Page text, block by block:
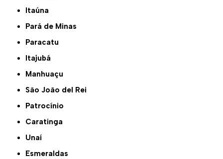
Itaúna
Pará de Minas
Paracatu
Itajubá
Manhuaçu
São João del Rei
Patrocínio
Caratinga
Unaí
Esmeraldas